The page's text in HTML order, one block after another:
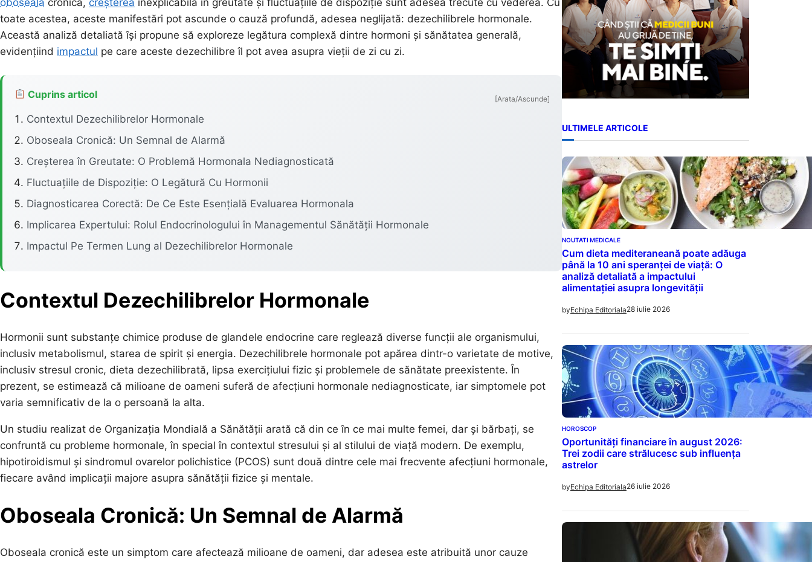
toate acestea, aceste manifestări pot ascunde o cauză profundă, adesea neglijată: dezechilibrele hormonale.
Această analiză detaliată își propune să exploreze legătura complexă dintre hormoni și sănătatea generală,
evidențiind impactul pe care aceste dezechilibre îl pot avea asupra vieții de zi cu zi.
Cuprins articol [Arata/Ascunde]
Contextul Dezechilibrelor Hormonale
Oboseala Cronică: Un Semnal de Alarmă
Creșterea în Greutate: O Problemă Hormonala Nediagnosticată
Fluctuațiile de Dispoziție: O Legătură Cu Hormonii
Diagnosticarea Corectă: De Ce Este Esențială Evaluarea Hormonala
Implicarea Expertului: Rolul Endocrinologului în Managementul Sănătății Hormonale
Impactul Pe Termen Lung al Dezechilibrelor Hormonale
Contextul Dezechilibrelor Hormonale
Hormonii sunt substanțe chimice produse de glandele endocrine care reglează diverse funcții ale organismului,
inclusiv metabolismul, starea de spirit și energia. Dezechilibrele hormonale pot apărea dintr-o varietate de motive,
inclusiv stresul cronic, dieta dezechilibrată, lipsa exercițiului fizic și problemele de sănătate preexistente. În
prezent, se estimează că milioane de oameni suferă de afecțiuni hormonale nediagnosticate, iar simptomele pot
varia semnificativ de la o persoană la alta.
Un studiu realizat de Organizația Mondială a Sănătății arată că din ce în ce mai multe femei, dar și bărbați, se
confruntă cu probleme hormonale, în special în contextul stresului și al stilului de viață modern. De exemplu,
hipotiroidismul și sindromul ovarelor polichistice (PCOS) sunt două dintre cele mai frecvente afecțiuni hormonale,
fiecare având implicații majore asupra sănătății fizice și mentale.
Oboseala Cronică: Un Semnal de Alarmă
Oboseala cronică este un simptom care afectează milioane de oameni, dar adesea este atribuită unor cauze
ULTIMELE ARTICOLE
NOUTATI MEDICALE
Cum dieta mediteraneană poate adăuga
până la 10 ani speranței de viață: O
analiză detaliată a impactului
alimentației asupra longevității
byEchipa Editoriala28 iulie 2026
HOROSCOP
Oportunități financiare în august 2026:
Trei zodii care strălucesc sub influența
astrelor
byEchipa Editoriala26 iulie 2026